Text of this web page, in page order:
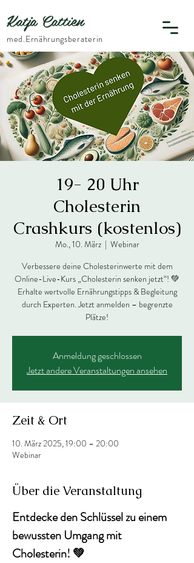
Katja Cattien
​med.Ernährungsberaterin
19- 20 Uhr
Cholesterin
Crashkurs (kostenlos)
Mo., 10. März
  |
Webinar
Verbessere deine Cholesterinwerte mit dem
Online-Live-Kurs „Cholesterin senken jetzt“! 💚
Erhalte wertvolle Ernährungstipps & Begleitung
durch Experten. Jetzt anmelden – begrenzte
Plätze!
Anmeldung geschlossen
Jetzt andere Veranstaltungen ansehen
Zeit & Ort
10. März 2025, 19:00 – 20:00
Webinar
Über die Veranstaltung
Entdecke den Schlüssel zu einem
bewussten Umgang mit
Cholesterin! 💚